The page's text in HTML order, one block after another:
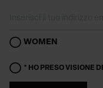
WOMEN
* HO PRESO VISIONE